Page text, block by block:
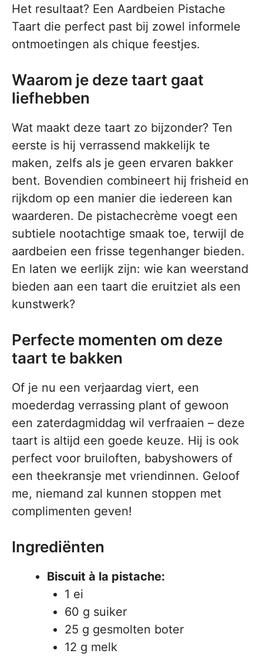
Het resultaat? Een Aardbeien Pistache
Taart die perfect past bij zowel informele
ontmoetingen als chique feestjes.
Waarom je deze taart gaat
liefhebben
Wat maakt deze taart zo bijzonder? Ten
eerste is hij verrassend makkelijk te
maken, zelfs als je geen ervaren bakker
bent. Bovendien combineert hij frisheid en
rijkdom op een manier die iedereen kan
waarderen. De pistachecrème voegt een
subtiele nootachtige smaak toe, terwijl de
aardbeien een frisse tegenhanger bieden.
En laten we eerlijk zijn: wie kan weerstand
bieden aan een taart die eruitziet als een
kunstwerk?
Perfecte momenten om deze
taart te bakken
Of je nu een verjaardag viert, een
moederdag verrassing plant of gewoon
een zaterdagmiddag wil verfraaien – deze
taart is altijd een goede keuze. Hij is ook
perfect voor bruiloften, babyshowers of
een theekransje met vriendinnen. Geloof
me, niemand zal kunnen stoppen met
complimenten geven!
Ingrediënten
Biscuit à la pistache:
1 ei
60 g suiker
25 g gesmolten boter
12 g melk